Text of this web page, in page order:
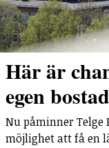
Här är
egen bostad
Nu påminner Telge
möjlighet att få en